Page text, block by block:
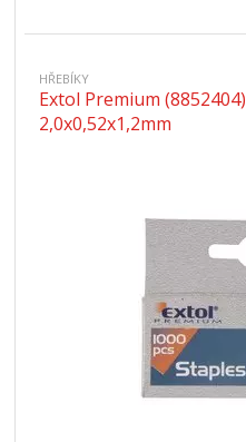
HŘEBÍKY
Extol Premium
2,0x0,52x1,2mm